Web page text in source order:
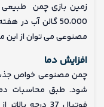
زمین بازی چمن
50،000 گالن آب
مصنوعی می توان از
افزایش دما
چمن مصنوعی خواص جذب
شود. طبق محاسبات